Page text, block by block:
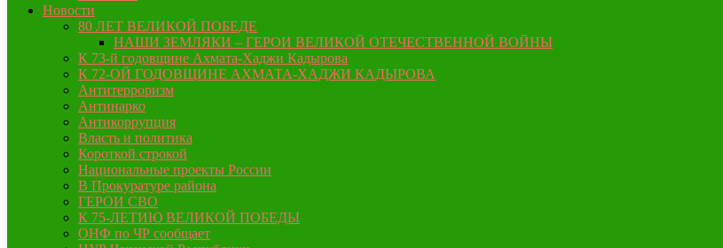
Новости
80 ЛЕТ ВЕЛИКОЙ ПОБЕДЕ
НАШИ ЗЕМЛЯКИ – ГЕРОИ ВЕЛИКОЙ ОТЕЧЕСТВЕННОЙ ВОЙНЫ
К 73-й годовщине Ахмата-Хаджи Кадырова
К 72-ОЙ ГОДОВЩИНЕ АХМАТА-ХАДЖИ КАДЫРОВА
Антитерроризм
Антинарко
Антикоррупция
Власть и политика
Короткой строкой
Национальные проекты России
В Прокуратуре района
ГЕРОИ СВО
К 75-ЛЕТИЮ ВЕЛИКОЙ ПОБЕДЫ
ОНФ по ЧР сообщает